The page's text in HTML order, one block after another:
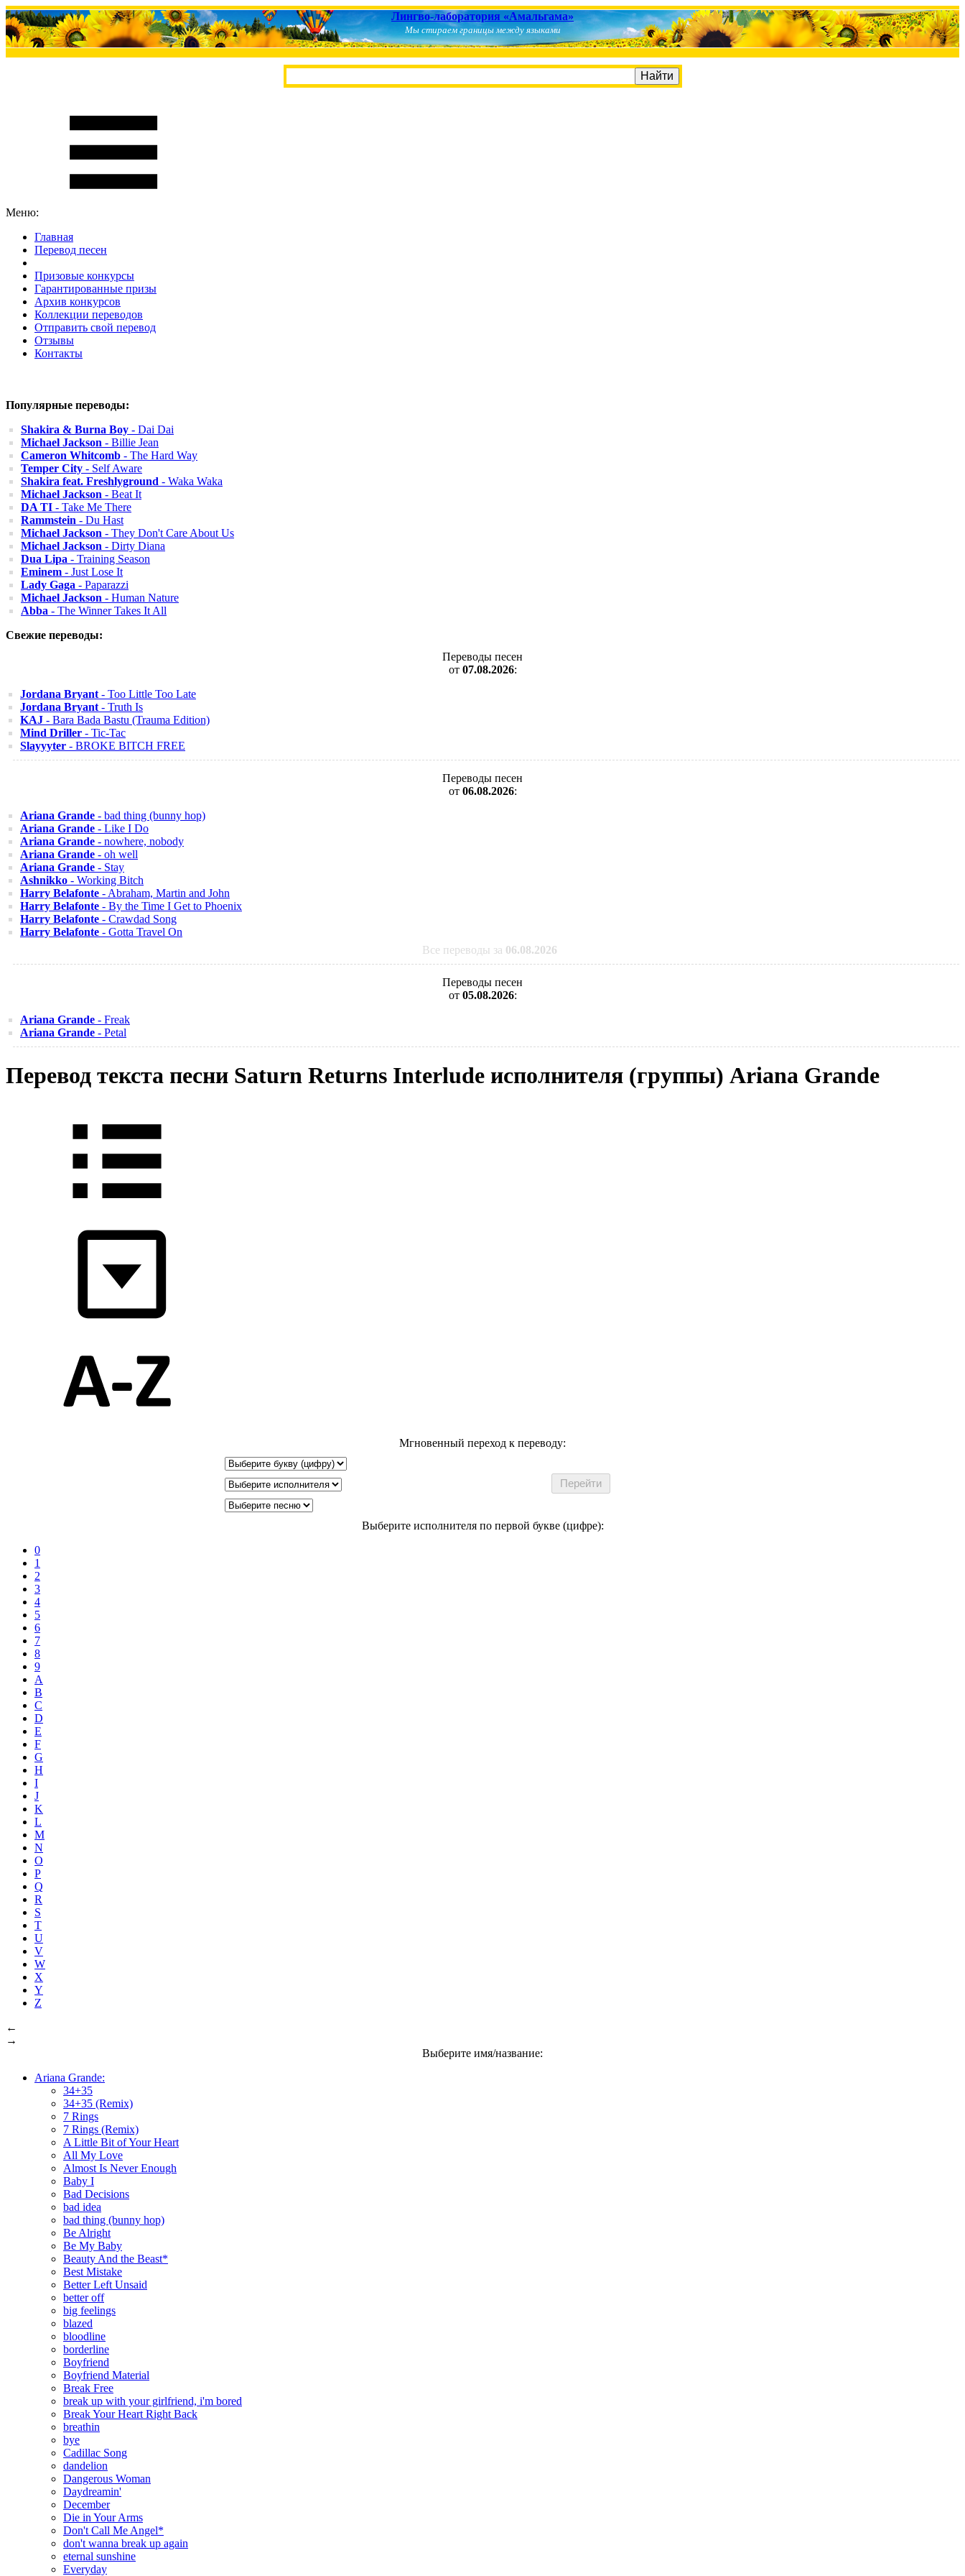
Лингво-лаборатория «Амальгама»
Мы стираем границы между языками
Меню:
Главная
Перевод песен
Призовые конкурсы
Гарантированные призы
Архив конкурсов
Коллекции переводов
Отправить свой перевод
Отзывы
Контакты
Популярные переводы:
Shakira & Burna Boy - Dai Dai
Michael Jackson - Billie Jean
Cameron Whitcomb - The Hard Way
Temper City - Self Aware
Shakira feat. Freshlyground - Waka Waka
Michael Jackson - Beat It
DA TI - Take Me There
Rammstein - Du Hast
Michael Jackson - They Don't Care About Us
Michael Jackson - Dirty Diana
Dua Lipa - Training Season
Eminem - Just Lose It
Lady Gaga - Paparazzi
Michael Jackson - Human Nature
Abba - The Winner Takes It All
Свежие переводы:
Переводы песен
от 07.08.2026:
Jordana Bryant - Too Little Too Late
Jordana Bryant - Truth Is
KAJ - Bara Bada Bastu (Trauma Edition)
Mind Driller - Tic-Tac
Slayyyter - BROKE BITCH FREE
Переводы песен
от 06.08.2026:
Ariana Grande - bad thing (bunny hop)
Ariana Grande - Like I Do
Ariana Grande - nowhere, nobody
Ariana Grande - oh well
Ariana Grande - Stay
Ashnikko - Working Bitch
Harry Belafonte - Abraham, Martin and John
Harry Belafonte - By the Time I Get to Phoenix
Harry Belafonte - Crawdad Song
Harry Belafonte - Gotta Travel On
Все переводы за 06.08.2026
Переводы песен
от 05.08.2026:
Ariana Grande - Freak
Ariana Grande - Petal
Перевод текста песни Saturn Returns Interlude исполнителя (группы) Ariana Grande
Мгновенный переход к переводу:
Выберите исполнителя по первой букве (цифре):
0
1
2
3
4
5
6
7
8
9
A
B
C
D
E
F
G
H
I
J
K
L
M
N
O
P
Q
R
S
T
U
V
W
X
Y
Z
←
→
Выберите имя/название:
Ariana Grande:
34+35
34+35 (Remix)
7 Rings
7 Rings (Remix)
A Little Bit of Your Heart
All My Love
Almost Is Never Enough
Baby I
Bad Decisions
bad idea
bad thing (bunny hop)
Be Alright
Be My Baby
Beauty And the Beast*
Best Mistake
Better Left Unsaid
better off
big feelings
blazed
bloodline
borderline
Boyfriend
Boyfriend Material
Break Free
break up with your girlfriend, i'm bored
Break Your Heart Right Back
breathin
bye
Cadillac Song
dandelion
Dangerous Woman
Daydreamin'
December
Die in Your Arms
Don't Call Me Angel*
don't wanna break up again
eternal sunshine
Everyday